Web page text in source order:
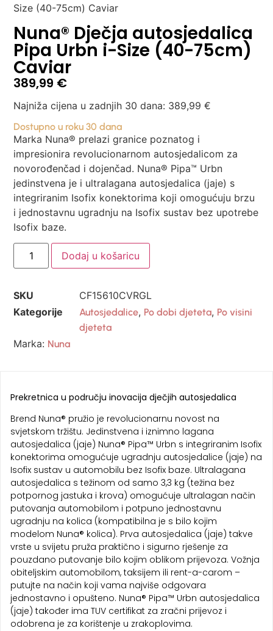
Size (40-75cm) Caviar
Nuna® Dječja autosjedalica
Pipa Urbn i-Size (40-75cm)
Caviar
389,99 €
Najniža cijena u zadnjih 30 dana: 389,99€
Dostupno u roku 30 dana
Marka Nuna® prelazi granice poznatog i
impresionira revolucionarnom autosjedalicom za
novorođenčad i dojenčad. Nuna® Pipa™ Urbn
jedinstvena je i ultralagana autosjedalica (jaje) s
integriranim Isofix konektorima koji omogućuju brzu
i jednostavnu ugradnju na Isofix sustav bez upotrebe
Isofix baze.
Dodaj u košaricu
SKU
CF15610CVRGL
Kategorije
Autosjedalice, Po dobi djeteta, Po visini
djeteta
Marka: Nuna
Prekretnica u području inovacija dječjih autosjedalica
Brend Nuna® pružio je revolucionarnu novost na
svjetskom tržištu. Jedinstvena i iznimno lagana
autosjedalica (jaje) Nuna® Pipa™ Urbn s integriranim Isofix
konektorima omogućuje ugradnju autosjedalice (jaje) na
Isofix sustav u automobilu bez Isofix baze. Ultralagana
autosjedalica s težinom od samo 3,3 kg (težina bez
potpornog jastuka i krova) omogućuje ultralagan način
putovanja automobilom i potpuno jednostavnu
ugradnju na kolica (kompatibilna je s bilo kojim
modelom Nuna® kolica). Prva autosjedalica (jaje) takve
vrste u svijetu pruža praktično i sigurno rješenje za
pouzdano putovanje bilo kojim oblikom prijevoza. Vožnja
obiteljskim automobilom, taksijem ili rent-a-carom –
putujte na način koji vama najviše odgovara
jednostavno i opušteno. Nuna® Pipa™ Urbn autosjedalica
(jaje) također ima TUV certifikat za zračni prijevoz i
odobrena je za korištenje u zrakoplovima.